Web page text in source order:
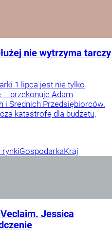
nie wytrzyma tarczy
1 lipca jest nie tylko
– przekonuje Adam
i Średnich Przedsiębiorców.
katastrofę dla budżetu,
rynkiGospodarkaKraj
Jessica